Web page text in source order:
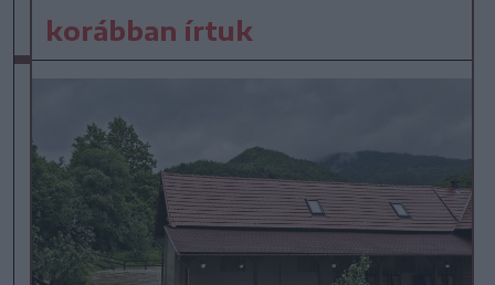
korábban írtuk